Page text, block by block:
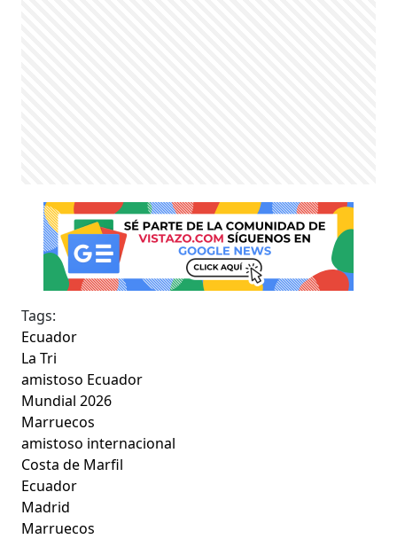
Tags:
Ecuador
La Tri
amistoso Ecuador
Mundial 2026
Marruecos
amistoso internacional
Costa de Marfil
Ecuador
Madrid
Marruecos